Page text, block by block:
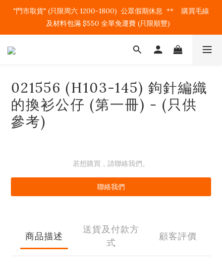
"門市取貨" (只限周六 1200-1800)  公眾假期休息  **    購買毛線
及材料包滿 $550 全單免運費 (只限順豐)
021556 (H103-145) 鉤針編織
的換衫公仔 (第一冊) - (只供
參考)
若想購買，請聯絡我們。
聯絡我們
商品描述
送貨及付款方
式
顧客評價